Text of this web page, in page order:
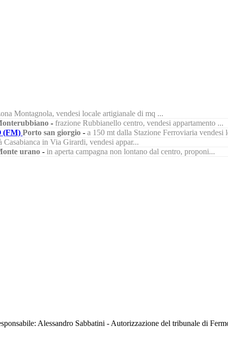
Montagnola, vendesi locale artigianale di mq ...
- frazione Rubbianello centro, vendesi appartamento ...
(FM) Porto san giorgio - a 150 mt dalla Stazione Ferroviaria vendesi
Casabianca in Via Girardi, vendesi appar...
urano - in aperta campagna non lontano dal centro, proponi...
Alessandro Sabbatini - Autorizzazione del tribunale di